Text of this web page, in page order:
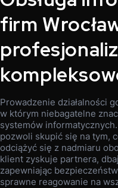
firm
Prowadzenie działalności
w którym niebagatelne
systemów
pozwoli skupić się na tym,
odciążyć się z nadmiaru
klient zyskuje partnera,
zapewniając
sprawne reagowanie na